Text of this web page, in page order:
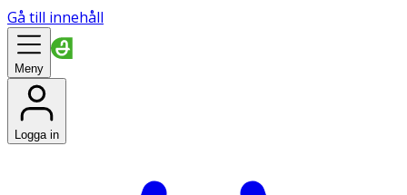
Gå till innehåll
Meny
Logga in